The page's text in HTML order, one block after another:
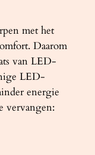
met het
Daarom
van LED-
LED-
energie
vervangen: